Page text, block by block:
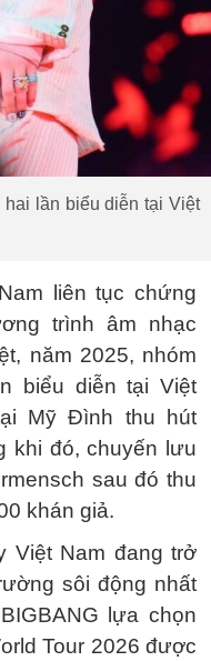
lần biểu diễn tại Việt
liên tục chứng
trình âm nhạc
năm 2025, nhóm
biểu diễn tại Việt
Mỹ Đình thu hút
khi đó, chuyến lưu
sau đó thu
khán giả.
Việt Nam đang trở
sôi động nhất
lựa chọn
Tour 2026 được